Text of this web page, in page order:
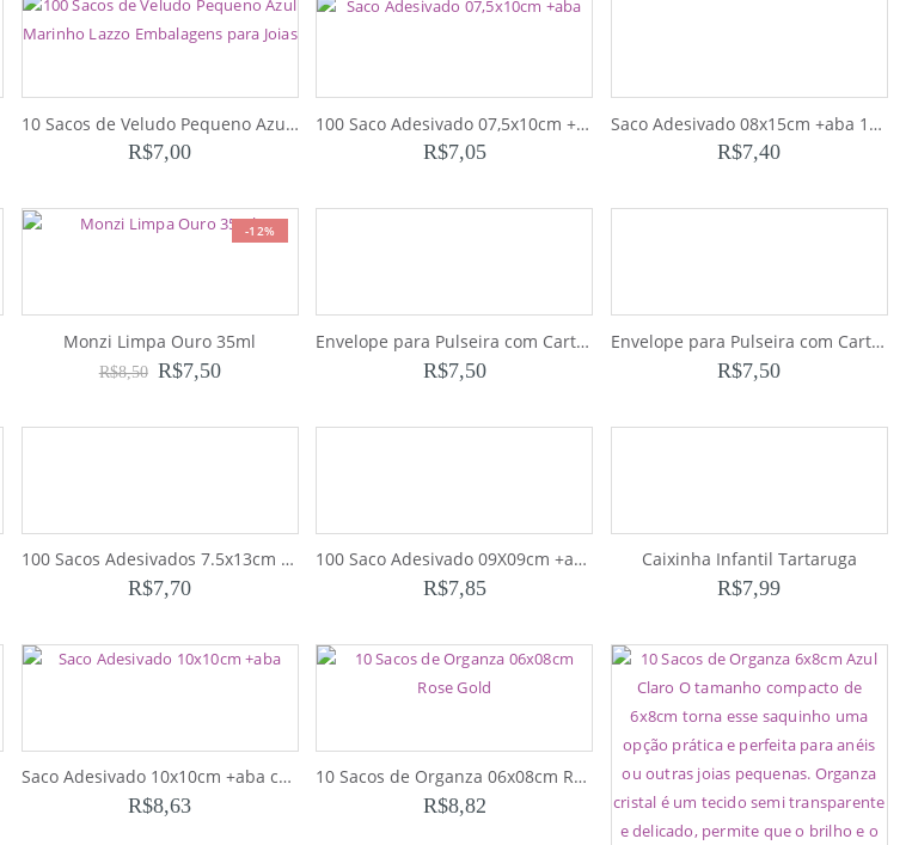
10 Sacos de Veludo Pequeno Azul Marinho
R$7,00
100 Saco Adesivado 07,5x10cm +aba
R$7,05
Saco Adesivado 08x15cm +aba 100pçs
R$7,40
-12%
Monzi Limpa Ouro 35ml
R$8,50 R$7,50
Envelope para Pulseira com Cartela Vermelho
R$7,50
Envelope para Pulseira com Cartela Preto
R$7,50
100 Sacos Adesivados 7.5x13cm +aba
R$7,70
100 Saco Adesivado 09X09cm +aba
R$7,85
Caixinha Infantil Tartaruga
R$7,99
Saco Adesivado 10x10cm +aba com 100 unidades
R$8,63
10 Sacos de Organza 06x08cm Rose Gold
R$8,82